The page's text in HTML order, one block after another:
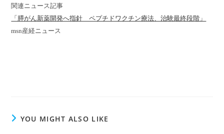
関連ニュース記事
「膵がん新薬開発へ指針 ペプチドワクチン療法、治験最終段階」
msn産経ニュース
YOU MIGHT ALSO LIKE